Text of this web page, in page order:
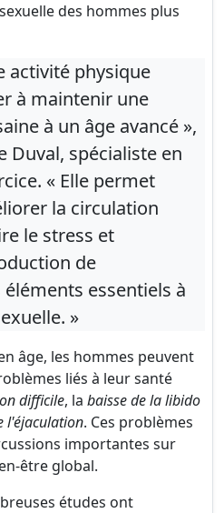
des hommes plus
activité physique
à maintenir une
à un âge avancé »,
Duval, spécialiste en
« Elle permet
la circulation
le stress et
de
essentiels à
»
âge, les hommes peuvent
liés à leur santé
difficile, la baisse de la libido
l'éjaculation. Ces problèmes
importantes sur
être global.
études ont